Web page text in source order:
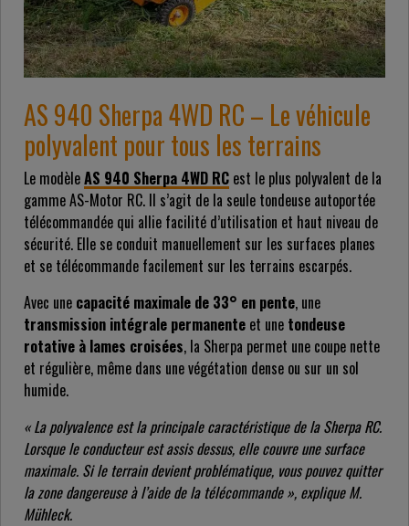
AS 940 Sherpa 4WD RC – Le véhicule
polyvalent pour tous les terrains
Le modèleAS 940 Sherpa 4WD RC est le plus polyvalent de la
gamme AS-Motor RC. Il s’agit de la seule tondeuse autoportée
télécommandée qui allie facilité d’utilisation et haut niveau de
sécurité. Elle se conduit manuellement sur les surfaces planes
et se télécommande facilement sur les terrains escarpés.
Avec une capacité maximale de 33° en pente, une
transmission intégrale permanente et une tondeuse
rotative à lames croisées, la Sherpa permet une coupe nette
et régulière, même dans une végétation dense ou sur un sol
humide.
« La polyvalence est la principale caractéristique de la Sherpa RC.
Lorsque le conducteur est assis dessus, elle couvre une surface
maximale. Si le terrain devient problématique, vous pouvez quitter
la zone dangereuse à l’aide de la télécommande », explique M.
Mühleck.